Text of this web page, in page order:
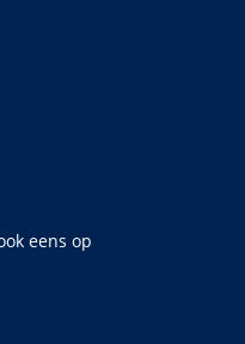
eens op